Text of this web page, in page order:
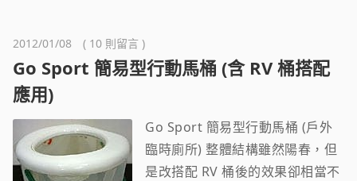
2012/01/08 ( 10 則留言 )
Go Sport 簡易型行動馬桶 (含 RV 桶搭配
應用)
Go Sport 簡易型行動馬桶 (戶外
臨時廁所) 整體結構雖然陽春，但
是改搭配 RV 桶後的效果卻相當不